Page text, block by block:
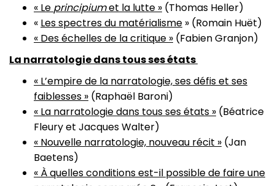
« Le principiumet la lutte » (Thomas Heller)
« Les spectres du matérialisme » (Romain Huët)
« Des échelles de la critique » (FabienGranjon)
La narratologie dans tous ses états
« L’empire de la narratologie, ses défis et ses
faiblesses » (Raphaël Baroni)
« La narratologie dans tous ses états » (Béatrice
Fleury et Jacques Walter)
« Nouvelle narratologie, nouveau récit » (Jan
Baetens)
« À quelles conditions est-il possible de faire une